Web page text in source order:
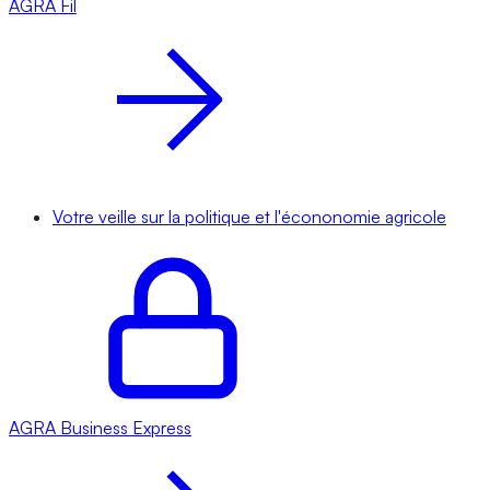
AGRA Fil
Votre veille sur la politique et l'écononomie agricole
AGRA Business Express